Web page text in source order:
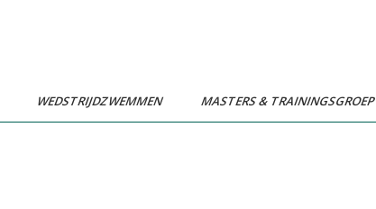
WEDSTRIJDZWEMMEN MASTERS & TRAININGSGROEP